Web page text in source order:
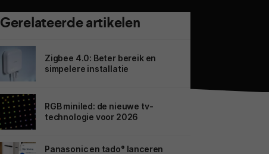
Gerelateerde artikelen
Zigbee 4.0: Beter bereik en
simpelere installatie
RGB miniled: de nieuwe tv-
technologie voor 2026
Panasonic en tado° lanceren